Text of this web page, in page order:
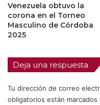
Venezuela obtuvo la
corona en el Torneo
Masculino de Córdoba
2025
Deja una respuesta
Tu dirección de correo
obligatorios están marcados